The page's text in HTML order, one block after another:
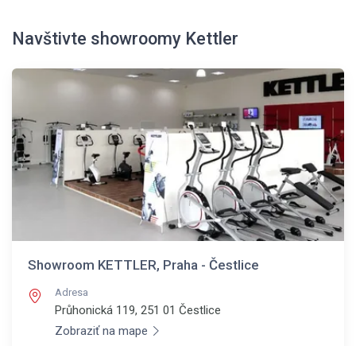
Navštivte showroomy Kettler
Showroom KETTLER, Praha - Čestlice
Adresa
Průhonická 119, 251 01 Čestlice
Zobraziť na mape